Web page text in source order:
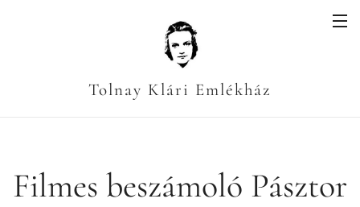
Tolnay Klári Emlékház
Filmes beszámoló Pásztor